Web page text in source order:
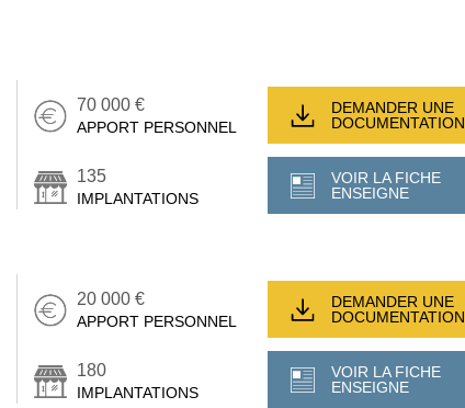
70 000 €
APPORT PERSONNEL
135
IMPLANTATIONS
DEMANDER UNE
DOCUMENTATION
VOIR LA FICHE
ENSEIGNE
20 000 €
APPORT PERSONNEL
180
IMPLANTATIONS
DEMANDER UNE
DOCUMENTATION
VOIR LA FICHE
ENSEIGNE